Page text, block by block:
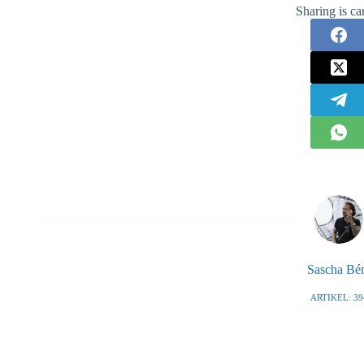
Sharing is
Sascha
ARTIKEL: